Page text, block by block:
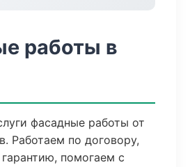
работы в
фасадные работы от
Работаем по договору,
помогаем с